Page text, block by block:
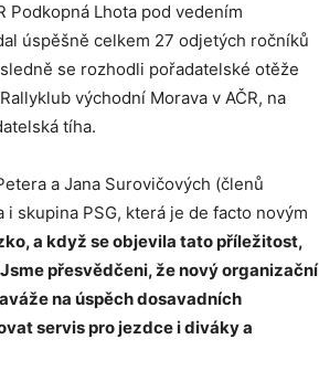
Podkopná Lhota pod vedením
úspěšně celkem 27 odjetých ročníků
se rozhodli pořadatelské otěže
východní Morava v AČR, na
tíha.
a Jana Surovičových (členů
skupina PSG, která je de facto novým
a když se objevila tato příležitost,
přesvědčeni, že nový organizační
na úspěch dosavadních
servis pro jezdce i diváky a